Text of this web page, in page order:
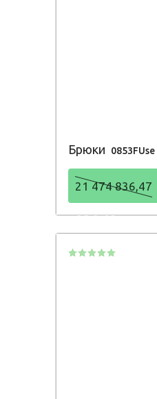
Брюки 0853FUse
21 474 836,47
836,48Р